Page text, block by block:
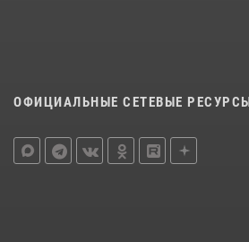
ОФИЦИАЛЬНЫЕ СЕТЕВЫЕ РЕСУРСЫ